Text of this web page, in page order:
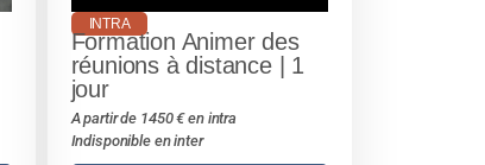
INTRA
Formation Animer des
réunions à distance | 1
jour
A partir de 1450 € en intra
Indisponible en inter